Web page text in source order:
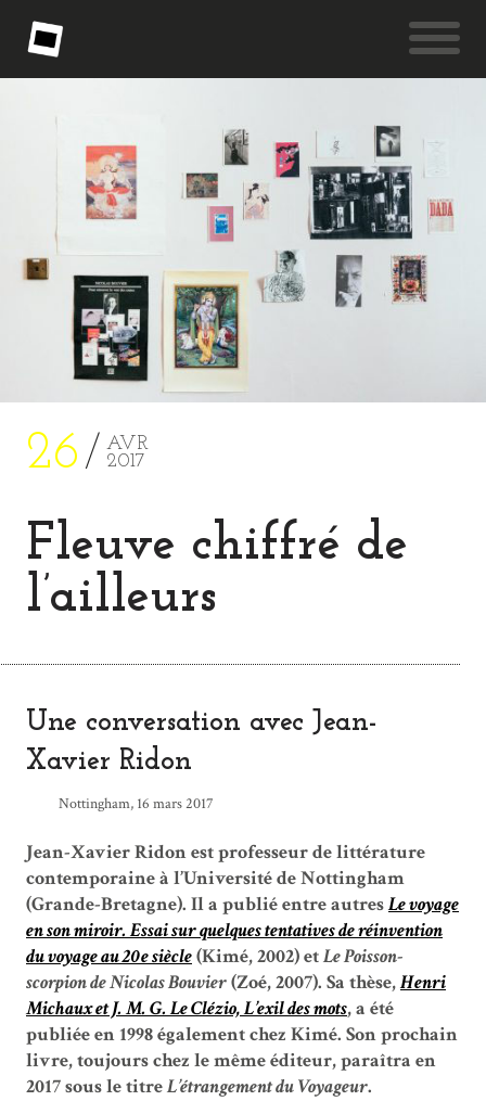
26
AVR
2017
Fleuve chiffré de
l’ailleurs
Une conversation avec Jean-
Xavier Ridon
Nottingham, 16 mars 2017
Jean-Xavier Ridon est professeur de littérature
contemporaine à l’Université de Nottingham
(Grande-Bretagne). Il a publié entre autresLe voyage
en son miroir. Essai sur quelques tentatives de réinvention
du voyage au 20e siècle(Kimé, 2002) etLe Poisson-
scorpion de Nicolas Bouvier(Zoé, 2007). Sa thèse,Henri
Michaux et J. M. G. Le Clézio, L’exil des mots, a été
publiée en 1998 également chez Kimé. Son prochain
livre, toujours chez le même éditeur, paraîtra en
2017 sous le titreL’étrangement du Voyageur.